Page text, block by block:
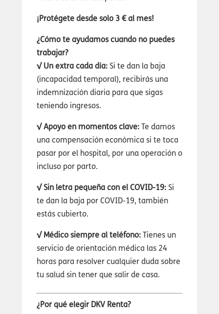
¡Protégete desde solo 3 € al mes!
¿Cómo te ayudamos cuando no puedes
trabajar?
√ Un extra cada día: Si te dan la baja
(incapacidad temporal), recibirás una
indemnización diaria para que sigas
teniendo ingresos.
√ Apoyo en momentos clave: Te damos
una compensación económica si te toca
pasar por el hospital, por una operación o
incluso por parto.
√ Sin letra pequeña con el COVID-19: Si
te dan la baja por COVID-19, también
estás cubierto.
√ Médico siempre al teléfono: Tienes un
servicio de orientación médica las 24
horas para resolver cualquier duda sobre
tu salud sin tener que salir de casa.
¿Por qué elegir DKV Renta?